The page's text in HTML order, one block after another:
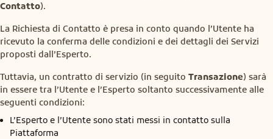
Contatto).
La Richiesta di Contatto è presa in conto quando l’Utente ha
ricevuto la conferma delle condizioni e dei dettagli dei Servizi
proposti dall’Esperto.
Tuttavia, un contratto di servizio (in seguito Transazione) sarà
in essere tra l’Utente e l’Esperto soltanto successivamente alle
seguenti condizioni:
L’Esperto e l’Utente sono stati messi in contatto sulla
Piattaforma